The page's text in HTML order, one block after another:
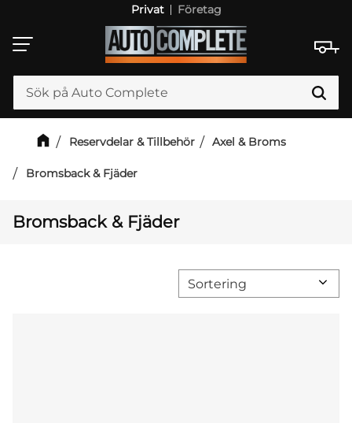
Meny
Privat Företag
Reservdelar & Tillbehör Axel & Broms
Bromsback & Fjäder
Bromsback & Fjäder
Välj sortering